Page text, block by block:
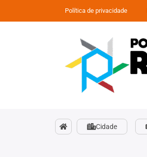
Política de privacidade
Cidade